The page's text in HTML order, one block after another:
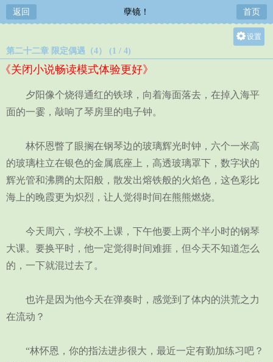
返回 孽镜！ 首页
设置
中
第二十二章 限定偶遇（4） (1 / 4)
《关闭小说畅读模式体验更好》
夕阳像个烧得通红的铁球，向着海面落去，在掉入海平
面的一霎，敲响了琴房里的电子钟。
林怀恩瞥了眼搁在钢琴边的玻璃辉光时钟，六个一米高
的玻璃柱立在银色的金属底座上，高透玻璃罩下，数字状的
辉光管和沸腾的太阳般，散发出熔铁般的火焰色，这色彩比
海上的晚霞更为炽烈，让人觉得时间在熊熊燃烧。
今天周六，学校不上课，下午他要上两个半小时的钢琴
大课。要换平时，他一定觉得时间难捱，但今天不知道怎么
的，一下就混过去了。
也许是因为他今天在弹奏时，感觉到了体内的洪荒之力
在流动？
“林怀恩，你的指法进步很大，最近一定有勤加练习吧？